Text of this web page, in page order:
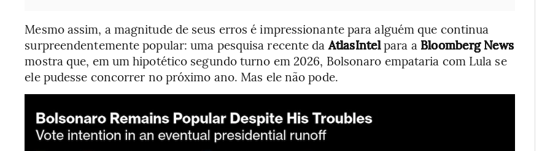
Mesmo assim, a magnitude de seus erros é impressionante para alguém que continua
surpreendentemente popular: uma pesquisa recente daAtlasIntelpara a Bloomberg News
mostra que, em um hipotético segundo turno em 2026, Bolsonaro empataria com Lula se
ele pudesse concorrer no próximo ano. Mas ele não pode.